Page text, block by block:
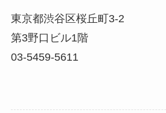
東京都渋谷区桜丘町3-2
第3野口ビル1階
03-5459-5611